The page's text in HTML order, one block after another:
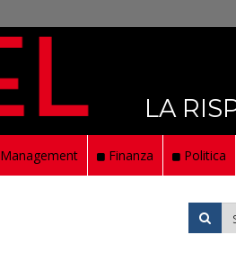
LA
Management Finanza Politica